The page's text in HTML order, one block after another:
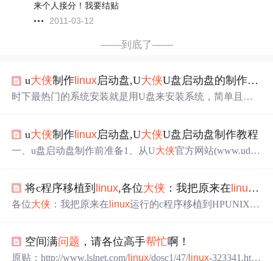
来个人接分！我要结贴
2011-03-12
——到底了——
u大侠制作 linux启动盘,U大侠U盘启动盘的制作步骤
时下最热门的系统安装就是用U盘来安装系统，简单且方
们来详细的介绍下U大侠U盘启动盘的制作步骤。一、U盘
启动盘制作准备：1、从U 大侠官方网站下载U大侠U盘启
中文官方安装版软件大小：4...
u大侠制作linux启动盘,U大侠U盘启动盘制作教程
一、u盘启动盘制作前准备1、从U大侠官方网站(www.udax
动磁盘的读写操作，部分杀软的误报可能会导致制作失
败！)下载完成之后Windows XP系统下直接双击运行即
将c程序移植到 linux,各位大侠 ：我把原来在linux 运
各位大侠 ：我把原来在 linux运行的c程序移植到HPUNIX上
现了错误makefileCC = aCC -AA +W829 +DD64 +DAportabl
e-I/ods/app/oracle/product/9.2.0/precomp/publicSYB...
空间满问题 ，请各位高手帮忙啊！
原贴：http://www.lslnet.com/linux/dosc1/47/linux-323341.htm